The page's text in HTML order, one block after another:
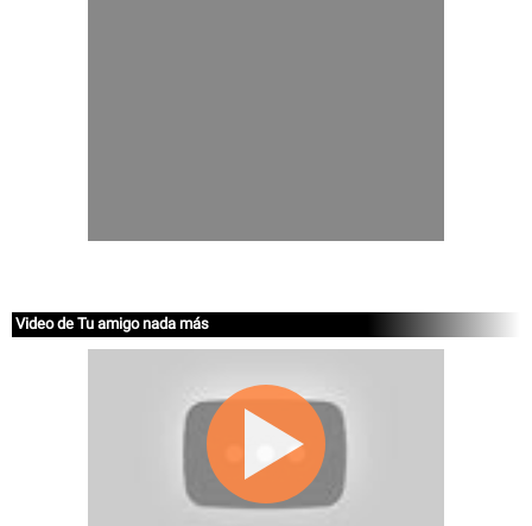
Video de Tu amigo nada más